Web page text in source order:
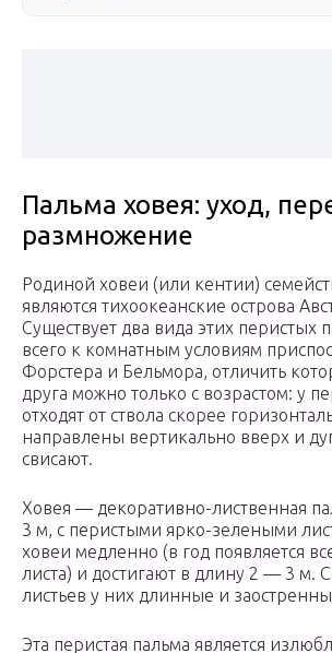
Пальма ховея: уход,
размножение
Родиной ховеи (или кентии)
являются тихоокеанские острова
Существует два вида этих перистых
всего к комнатным условиям
Форстера и Бельмора, отличить
друга можно только с возрастом: у
отходят от ствола скорее
направлены вертикально вверх и
свисают.
Ховея — декоративно-лиственная
3 м, с перистыми ярко-зелеными
ховеи медленно (в год появляется
листа) и достигают в длину 2 — 3 м.
листьев у них длинные и
Эта перистая пальма является